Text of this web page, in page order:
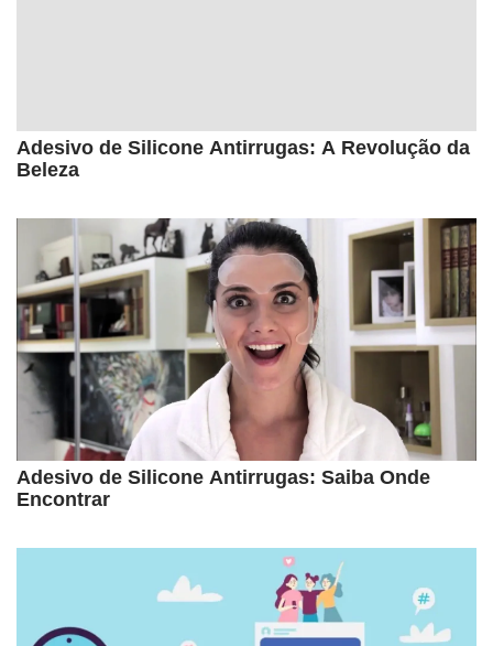
Adesivo de Silicone Antirrugas: A Revolução da
Beleza
Adesivo de Silicone Antirrugas: Saiba Onde
Encontrar